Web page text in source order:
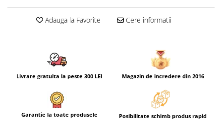
Adauga la Favorite Cere informatii
Livrare gratuita la peste 300 LEI Magazin de incredere din 2016
Garantie la toate produsele Posibilitate schimb produs rapid